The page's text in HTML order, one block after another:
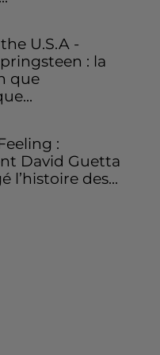
U.S.A -
: la
que
:
David Guetta
l’histoire des...